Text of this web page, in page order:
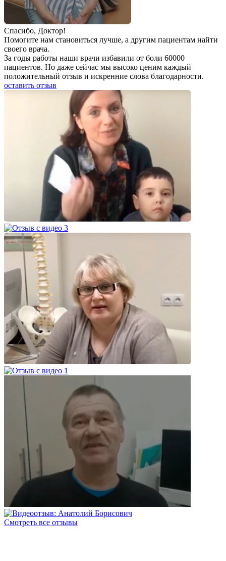
Спаcибо, Доктор!
Помогите нам становиться лучше, а другим пациентам найти
своего врача.
За годы работы наши врачи избавили от боли 60000
пациентов. Но даже сейчас мы высоко ценим каждый
положительный отзыв и искренние слова благодарности.
оставить отзыв
Смотреть все отзывы